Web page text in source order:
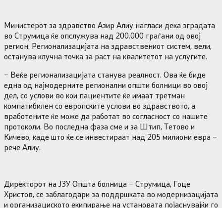
Министерот за здравство Азир Алиу нагласи дека зградата
во Струмица ќе опслужува над 200.000 граѓани од овој
регион. Регионализацијата на здравствениот систем, вели,
останува клучна точка за раст на квалитетот на услугите.
– Веќе регионализацијата станува реалност. Ова ќе биде
една од најмодерните регионални општи болници во овој
дел, со услови во кои пациентите ќе имаат третман
компатибилен со европските услови во здравството, а
вработените ќе може да работат во согласност со нашите
протоколи. Во последна фаза сме и за Штип, Тетово и
Кичево, каде што ќе се инвестираат над 205 милиони евра –
рече Алиу.
Директорот на ЈЗУ Општа болница – Струмица, Гоце
Христов, се заблагодари за поддршката во модернизацијата
и организациското екипирање на установата појаснувајќи го